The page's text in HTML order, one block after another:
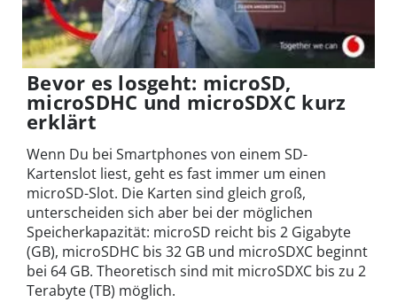
Bevor es losgeht: microSD,
microSDHC und microSDXC kurz
erklärt
Wenn Du bei Smartphones von einem SD-
Kartenslot liest, geht es fast immer um einen
microSD-Slot. Die Karten sind gleich groß,
unterscheiden sich aber bei der möglichen
Speicherkapazität: microSD reicht bis 2 Gigabyte
(GB), microSDHC bis 32 GB und microSDXC beginnt
bei 64 GB. Theoretisch sind mit microSDXC bis zu 2
Terabyte (TB) möglich.